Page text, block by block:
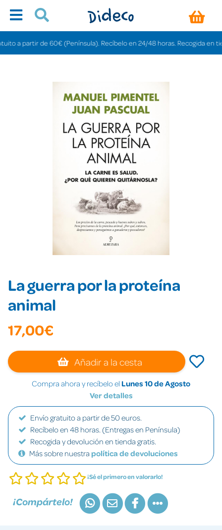
partir de 60€ (Península). Recíbelo en 24/48 horas. Recogida en
La guerra por la proteína
animal
17,00€
Añadir a la cesta
Compra ahora y recíbelo el Lunes 10 de Agosto
Ver detalles
Envío gratuito a partir de 50 euros.
Recíbelo en 48 horas. (Entregas en Península)
Recogida y devolución en tienda gratis.
Más sobre nuestra política de devoluciones
¡Sé el primero en valorarlo!
¡Compártelo!